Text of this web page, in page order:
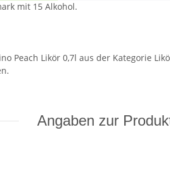
mit 15 Alkohol.
Peach Likör 0,7l aus der Kategorie
Angaben zur